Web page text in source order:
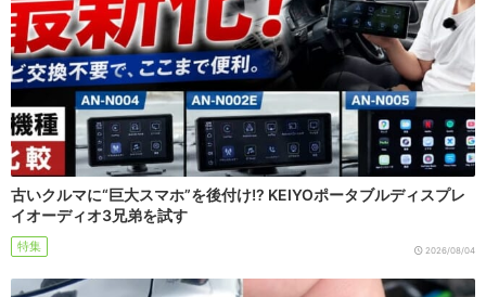
古いクルマに“巨大スマホ”を後付け!? KEIYOポータブルディスプレ
イオーディオ3兄弟を試す
特集 2026/08/04